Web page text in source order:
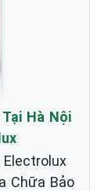
Tại Hà Nội
Chữa Bảo